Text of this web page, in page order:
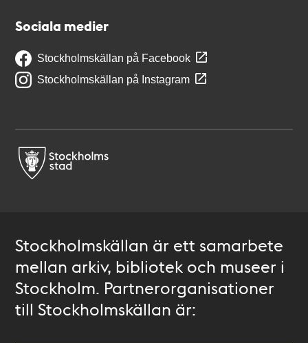
Sociala medier
Stockholmskällan på Facebook
Stockholmskällan på Instagram
Stockholmskällan är ett samarbete
mellan arkiv, bibliotek och museer i
Stockholm. Partnerorganisationer
till Stockholmskällan är: